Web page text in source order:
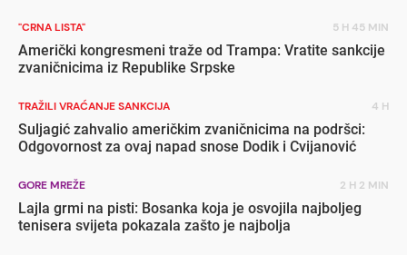
"CRNA LISTA" 5 H 45 MIN
Američki kongresmeni traže od Trampa: Vratite sankcije
zvaničnicima iz Republike Srpske
TRAŽILI VRAĆANJE SANKCIJA 4 H
Suljagić zahvalio američkim zvaničnicima na podršci:
Odgovornost za ovaj napad snose Dodik i Cvijanović
GORE MREŽE 2 H 2 MIN
Lajla grmi na pisti: Bosanka koja je osvojila najboljeg
tenisera svijeta pokazala zašto je najbolja